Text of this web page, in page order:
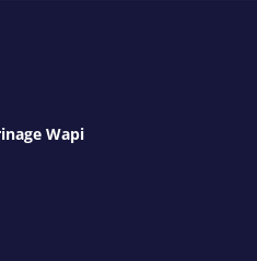
Wapi